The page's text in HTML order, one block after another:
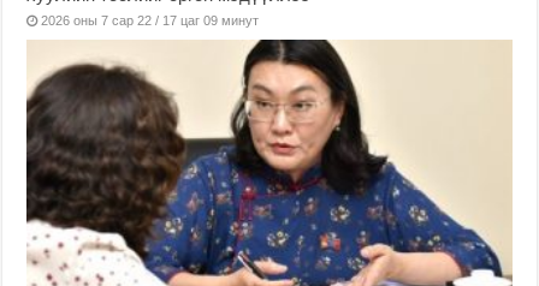
2026 оны 7 сар 22 / 17 цаг 09 минут